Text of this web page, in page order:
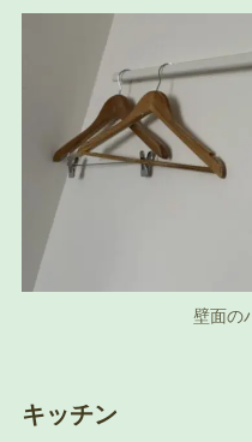
壁面の
キッチン